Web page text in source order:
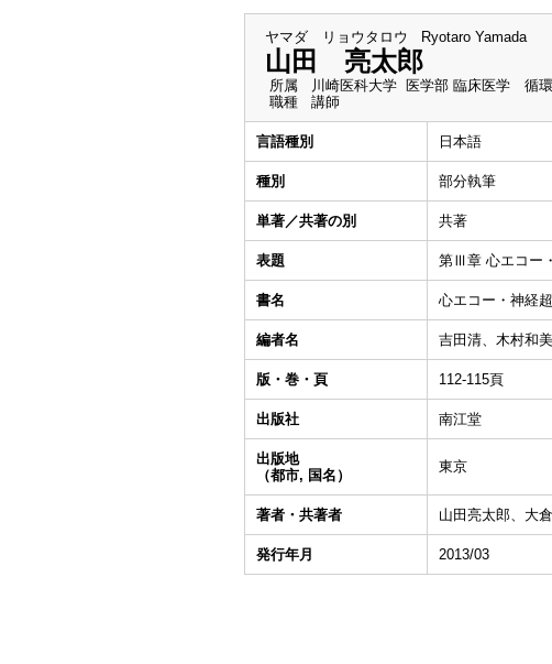
ヤマダ リョウタロウ Ryotaro Yamada
山田 亮太郎
所属
川崎医科大学 医学部 臨床医学 循
職種
講師
言語種別 日本語
種別 部分執筆
単著／共著の別 共著
表題 第Ⅲ章 心エコー
書名 心エコー・神経
編者名 吉田清、木村和美
版・巻・頁 112-115頁
出版社 南江堂
出版地
（都市, 国名）
東京
著者・共著者 山田亮太郎、大
発行年月 2013/03